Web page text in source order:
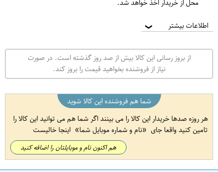
محل از خریدار اخذ خواهد شد.
اطلاعات بیشتر ❯
از بروز رسانی این کالا بیش از صد روز گذشته است. در صورت
نیاز از فروشنده بخواهید قیمت را بروز کند.
شما هم فروشنده این کالا شوید
هر روزه صدها خریدار این کالا را می بینند اگر شما هم می توانید این کالا را
تامین کنید واقعا جای
نام و شماره موبایل شما اینجا خالیست
هم اکنون نام و موبایلتان را اضافه کنید